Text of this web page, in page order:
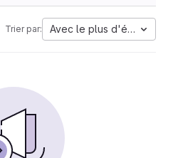
Trier par: Avec le plus d'étoiles